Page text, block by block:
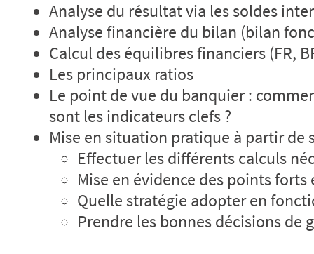
Analyse du résultat via les soldes
Analyse financière du bilan (bilan
Calcul des équilibres financiers (FR,
Les principaux ratios
Le point de vue du banquier :
sont les indicateurs clefs ?
Mise en situation pratique à partir de
Effectuer les différents calculs
Mise en évidence des points
Quelle stratégie adopter en
Prendre les bonnes décisions de